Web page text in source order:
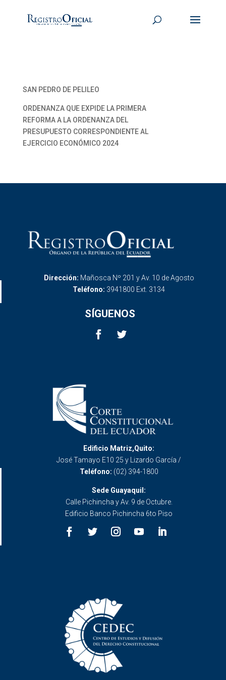
SAN PEDRO DE PELILEO
ORDENANZA QUE EXPIDE LA PRIMERA
REFORMA A LA ORDENANZA DEL
PRESUPUESTO CORRESPONDIENTE AL
EJERCICIO ECONÓMICO 2024
Dirección: Mañosca Nº 201 y Av. 10 de Agosto
Teléfono: 3941800 Ext. 3134
SÍGUENOS
Edificio Matriz,Quito:
José Tamayo E10 25 y Lizardo García /
Teléfono: (02) 394-1800
Sede Guayaquil:
Calle Pichincha y Av. 9 de Octubre.
Edificio Banco Pichincha 6to Piso